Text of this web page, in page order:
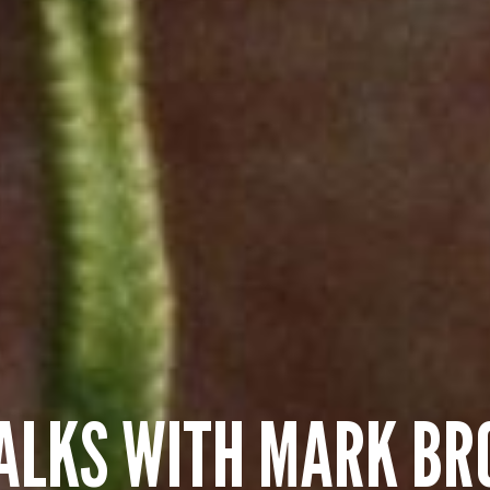
WITH MARK